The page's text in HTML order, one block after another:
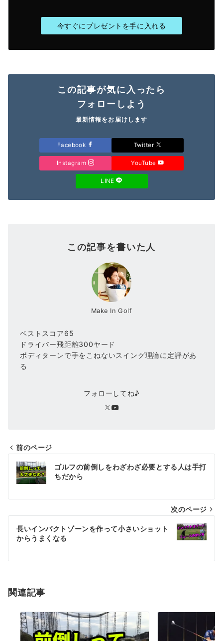
今すぐにプレゼントを手に入れる
この記事が気に入ったら
フォローしよう
最新情報をお届けします
Facebook Twitter
Instagram YouTube
LINE
この記事を書いた人
Make In Golf
ベストスコア65
ドライバー飛距離300ヤード
ボディターンで手をこねないスイング理論に定評があ
る
フォローしてね♪
投
稿
ビ
ゲ
ー
シ
ン
前のページ
ゴルフの前倒しをわざわざ必要とする人は手打
ちだから
次のページ
長いインパクトゾーンを作って小さいショット
からうまくなる
関連記事